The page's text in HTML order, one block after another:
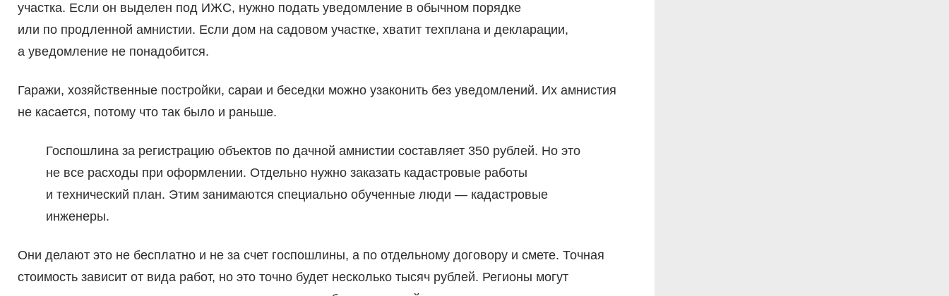
участка. Если он выделен под ИЖС, нужно подать уведомление в обычном порядке
или по продленной амнистии. Если дом на садовом участке, хватит техплана и декларации,
а уведомление не понадобится.
Гаражи, хозяйственные постройки, сараи и беседки можно узаконить без уведомлений. Их амнистия
не касается, потому что так было и раньше.
Госпошлина за регистрацию объектов по дачной амнистии составляет 350 рублей. Но это
не все расходы при оформлении. Отдельно нужно заказать кадастровые работы
и технический план. Этим занимаются специально обученные люди — кадастровые
инженеры.
Они делают это не бесплатно и не за счет госпошлины, а по отдельному договору и смете. Точная
стоимость зависит от вида работ, но это точно будет несколько тысяч рублей. Регионы могут